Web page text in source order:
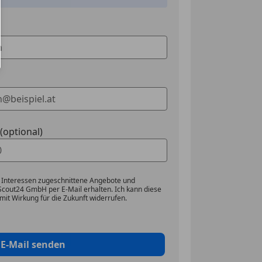
zugeschnittene Angebote und
GmbH per E-Mail erhalten. Ich kann diese
Wirkung für die Zukunft widerrufen.
E-Mail senden